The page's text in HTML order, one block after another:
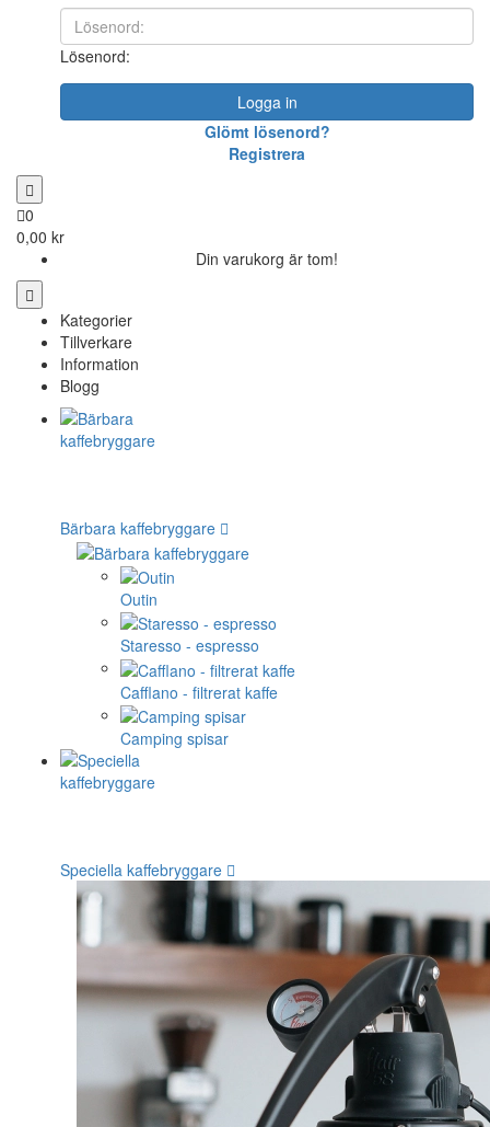
Lösenord:
Logga in
Glömt lösenord?
Registrera
0
0,00 kr
Din varukorg är tom!
Kategorier
Tillverkare
Information
Blogg
Bärbara kaffebryggare
Outin
Staresso - espresso
Cafflano - filtrerat kaffe
Camping spisar
Speciella kaffebryggare